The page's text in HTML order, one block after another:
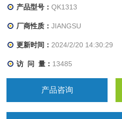
产品型号：QK1313
厂商性质：JIANGSU
更新时间： 2024/2/20 14:30:29
访 问 量： 13485
产品咨询